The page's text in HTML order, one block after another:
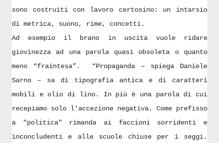
sono costruiti con lavoro certosino: un intarsio
di metrica, suono, rime, concetti.
Ad esempio il brano in uscita vuole ridare
giovinezza ad una parola quasi obsoleta o quanto
meno “fraintesa”. “Propaganda – spiega Daniele
Sarno – sa di tipografia antica e di caratteri
mobili e olio di lino. In più è una parola di cui
recepiamo solo l'accezione negativa. Come prefisso
a "politica" rimanda ai faccioni sorridenti e
inconcludenti e alle scuole chiuse per i seggi.